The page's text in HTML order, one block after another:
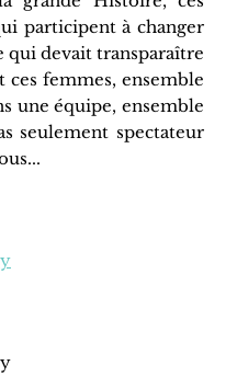
participent à changer
qui devait transparaître
ces femmes, ensemble
une équipe, ensemble
seulement spectateur